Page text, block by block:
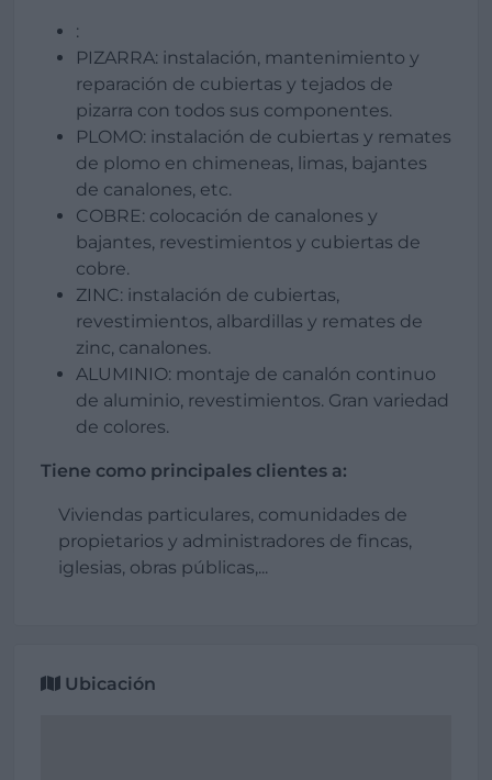
:
PIZARRA: instalación, mantenimiento y
reparación de cubiertas y tejados de
pizarra con todos sus componentes.
PLOMO: instalación de cubiertas y remates
de plomo en chimeneas, limas, bajantes
de canalones, etc.
COBRE: colocación de canalones y
bajantes, revestimientos y cubiertas de
cobre.
ZINC: instalación de cubiertas,
revestimientos, albardillas y remates de
zinc, canalones.
ALUMINIO: montaje de canalón continuo
de aluminio, revestimientos. Gran variedad
de colores.
Tiene como principales clientes a:
Viviendas particulares, comunidades de
propietarios y administradores de fincas,
iglesias, obras públicas,...
Ubicación